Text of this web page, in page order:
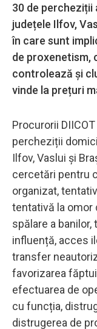
30 de percheziții
județele Ilfov,
în care sunt
de proxenetism,
controlează și
vinde la prețuri
Procurorii
percheziții
Ilfov, Vaslui și
cercetări pentru
organizat,
tentativă la omor
spălare a
influență, acces
transfer
favorizarea
efectuarea de
cu funcția,
distrugerea de